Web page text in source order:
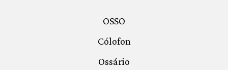
OSSO
Cólofon
Ossário